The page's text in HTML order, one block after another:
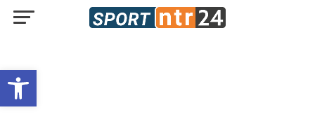
Open toolbar